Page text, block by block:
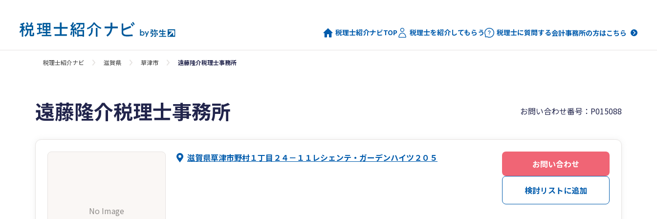
税理士紹介ナビTOP 税理士を紹介してもらう 税理士に質問する会計事務所の方はこちら
税理士紹介ナビ 滋賀県 草津市 遠藤隆介税理士事務所
遠藤隆介税理士事務所 お問い合わせ番号：P015088
No Image
滋賀県草津市野村１丁目２４－１１レシェンテ・ガーデンハイツ２０５
お問い合わせ
検討リストに追加